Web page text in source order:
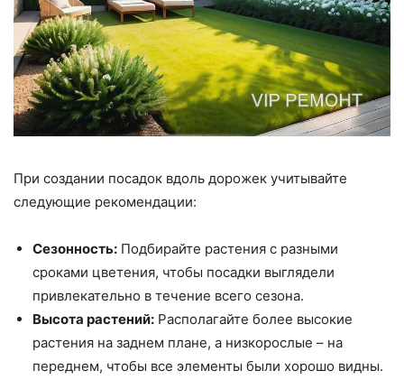
При создании посадок вдоль дорожек учитывайте
следующие рекомендации:
Сезонность: Подбирайте растения с разными
сроками цветения, чтобы посадки выглядели
привлекательно в течение всего сезона.
Высота растений: Располагайте более высокие
растения на заднем плане, а низкорослые – на
переднем, чтобы все элементы были хорошо видны.